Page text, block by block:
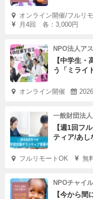
オンライン開催/フルリ
月4回 各：3,000円
NPO法人ア
【中学生
う「ミライ
オンライン開催
一般財団法
【週1回フ
ティア/あし
フルリモートOK 無
NPOチャイ
【今から